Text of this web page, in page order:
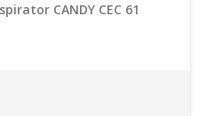
CANDY CEC 61